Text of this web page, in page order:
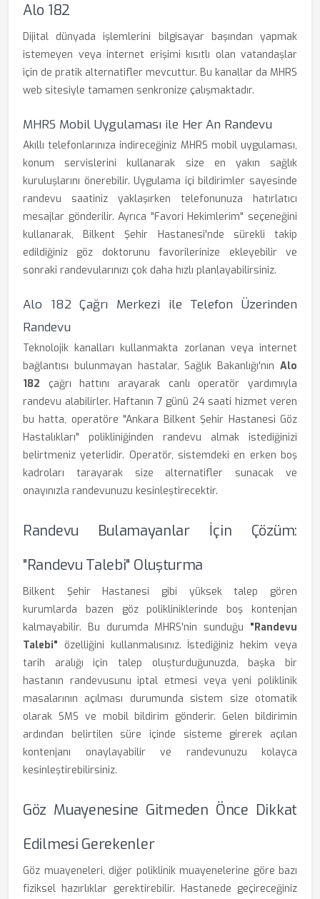
Alo 182
Dijital dünyada işlemlerini bilgisayar başından yapmak
istemeyen veya internet erişimi kısıtlı olan vatandaşlar
için de pratik alternatifler mevcuttur. Bu kanallar da MHRS
web sitesiyle tamamen senkronize çalışmaktadır.
MHRS Mobil Uygulaması ile Her An Randevu
Akıllı telefonlarınıza indireceğiniz MHRS mobil uygulaması,
konum servislerini kullanarak size en yakın sağlık
kuruluşlarını önerebilir. Uygulama içi bildirimler sayesinde
randevu saatiniz yaklaşırken telefonunuza hatırlatıcı
mesajlar gönderilir. Ayrıca "Favori Hekimlerim" seçeneğini
kullanarak, Bilkent Şehir Hastanesi'nde sürekli takip
edildiğiniz göz doktorunu favorilerinize ekleyebilir ve
sonraki randevularınızı çok daha hızlı planlayabilirsiniz.
Alo 182 Çağrı Merkezi ile Telefon Üzerinden
Randevu
Teknolojik kanalları kullanmakta zorlanan veya internet
bağlantısı bulunmayan hastalar, Sağlık Bakanlığı'nın Alo
182 çağrı hattını arayarak canlı operatör yardımıyla
randevu alabilirler. Haftanın 7 günü 24 saati hizmet veren
bu hatta, operatöre "Ankara Bilkent Şehir Hastanesi Göz
Hastalıkları" polikliniğinden randevu almak istediğinizi
belirtmeniz yeterlidir. Operatör, sistemdeki en erken boş
kadroları tarayarak size alternatifler sunacak ve
onayınızla randevunuzu kesinleştirecektir.
Randevu Bulamayanlar İçin Çözüm:
"Randevu Talebi" Oluşturma
Bilkent Şehir Hastanesi gibi yüksek talep gören
kurumlarda bazen göz polikliniklerinde boş kontenjan
kalmayabilir. Bu durumda MHRS'nin sunduğu "Randevu
Talebi" özelliğini kullanmalısınız. İstediğiniz hekim veya
tarih aralığı için talep oluşturduğunuzda, başka bir
hastanın randevusunu iptal etmesi veya yeni poliklinik
masalarının açılması durumunda sistem size otomatik
olarak SMS ve mobil bildirim gönderir. Gelen bildirimin
ardından belirtilen süre içinde sisteme girerek açılan
kontenjanı onaylayabilir ve randevunuzu kolayca
kesinleştirebilirsiniz.
Göz Muayenesine Gitmeden Önce Dikkat
Edilmesi Gerekenler
Göz muayeneleri, diğer poliklinik muayenelerine göre bazı
fiziksel hazırlıklar gerektirebilir. Hastanede geçireceğiniz